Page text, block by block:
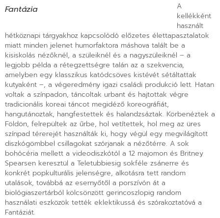
Fantázia
A
kellékként
használt
hétköznapi tárgyakhoz kapcsolódó előzetes élettapasztalatok
miatt minden jelenet humorfaktora máshova talált be a
kisiskolás nézőknél, a szüleiknél és a nagyszüleiknél – a
legjobb példa a rétegzettségre talán az a szekvencia,
amelyben egy klasszikus katódcsöves kistévét sétáltattak
kutyaként –, a végeredmény igazi családi produkció lett. Hatan
voltak a színpadon, táncoltak urbant és hajtottak végre
tradicionális koreai táncot megidéző koreográfiát,
hangutánoztak, hangfestettek és halandzsáztak. Körbenéztek a
Földön, felrepültek az űrbe, hol vetítettek, hol meg az üres
színpad térerejét használták ki, hogy végül egy megvilágított
diszkógömbbel csillagokat szórjanak a nézőtérre. A sok
bohócéria mellett a videodiszkótól a 12 majomon és Britney
Spearsen keresztül a Teletubbiesig sokféle zsánerre és
konkrét popkulturális jelenségre, alkotásra tett random
utalások, továbbá az esernyőtől a porszívón át a
biológiaszertárból kölcsönzött gerincoszlopig random
használati eszközök tették eklektikussá és szórakoztatóvá a
Fantáziát.